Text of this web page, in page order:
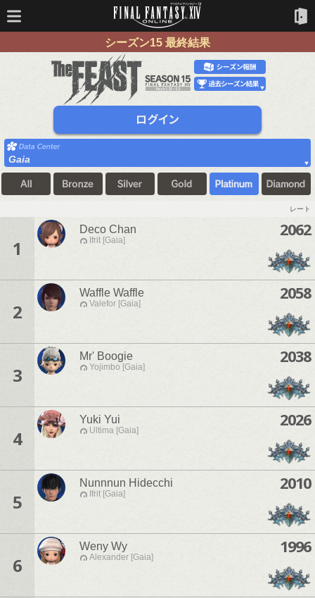
シーズン15 最終結果
Gaia
レート
1
Deco Chan
Ifrit [Gaia]
2062
2
Waffle Waffle
Valefor [Gaia]
2058
3
Mr' Boogie
Yojimbo [Gaia]
2038
4
Yuki Yui
Ultima [Gaia]
2026
5
Nunnnun Hidecchi
Ifrit [Gaia]
2010
6
Weny Wy
Alexander [Gaia]
1996